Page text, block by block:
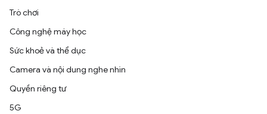
Trò chơi
Công nghệ máy học
Sức khoẻ và thể dục
Camera và nội dung nghe nhìn
Quyền riêng tư
5G